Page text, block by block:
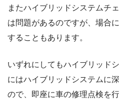
またハイブリッドシステムチ
は問題があるのですが、場合
することもあります。
いずれにしてもハイブリッド
にはハイブリッドシステムに
ので、即座に車の修理点検を